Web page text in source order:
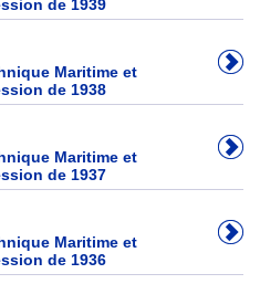
de 1939
Maritime et
de 1938
Maritime et
de 1937
Maritime et
de 1936